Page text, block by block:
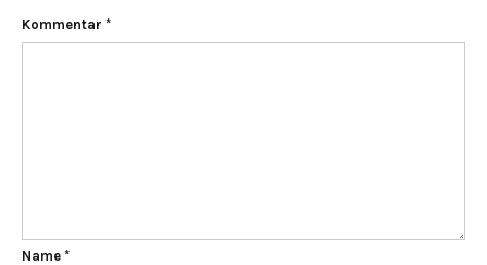
Kommentar *
Name *